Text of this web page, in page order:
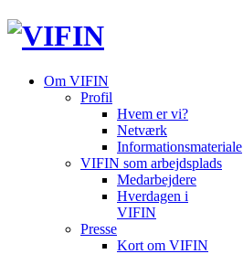
Om VIFIN
Profil
Hvem er vi?
Netværk
Informationsmateriale
VIFIN som arbejdsplads
Medarbejdere
Hverdagen i
VIFIN
Presse
Kort om VIFIN